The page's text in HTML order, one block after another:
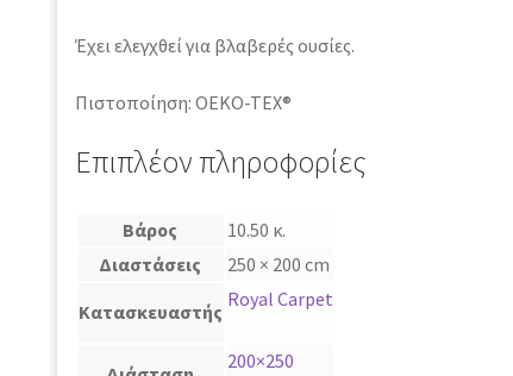
Έχει ελεγχθεί για βλαβερές ουσίες.
Πιστοποίηση: OEKO-TEX®
Επιπλέον πληροφορίες
Βάρος
10.50 κ.
Διαστάσεις
250 × 200 cm
Κατασκευαστής
Royal Carpet
200×250